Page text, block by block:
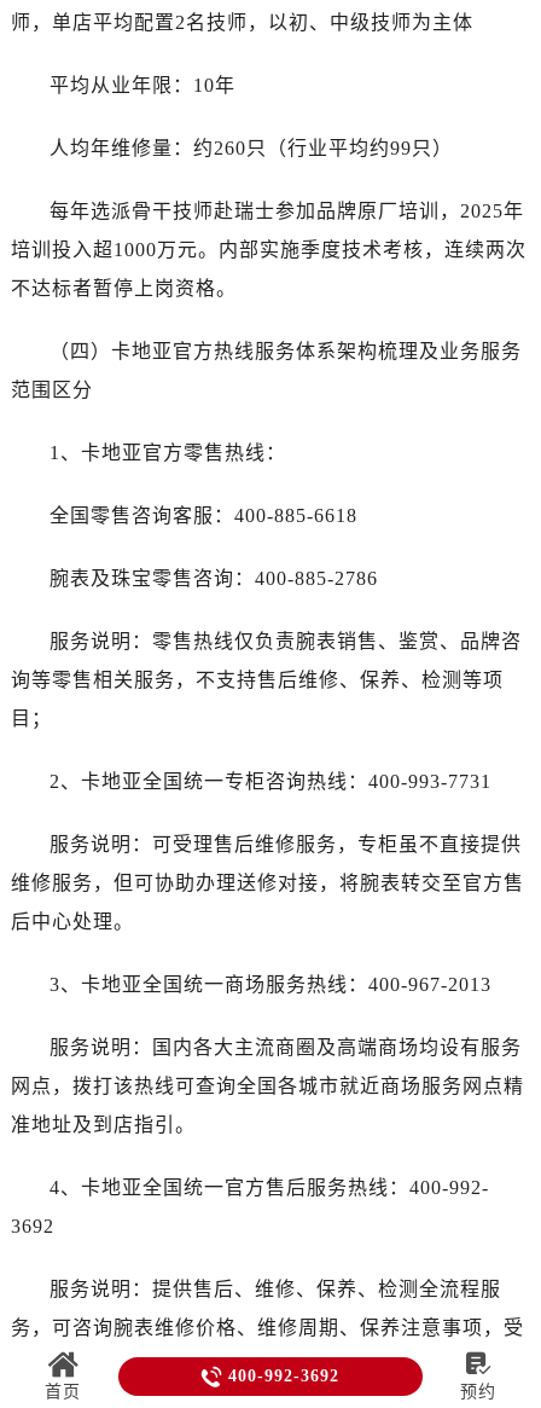
师，单店平均配置2名技师，以初、中级技师为主体
平均从业年限：10年
人均年维修量：约260只（行业平均约99只）
每年选派骨干技师赴瑞士参加品牌原厂培训，2025年
培训投入超1000万元。内部实施季度技术考核，连续两次
不达标者暂停上岗资格。
（四）卡地亚官方热线服务体系架构梳理及业务服务
范围区分
1、卡地亚官方零售热线：
全国零售咨询客服：400-885-6618
腕表及珠宝零售咨询：400-885-2786
服务说明：零售热线仅负责腕表销售、鉴赏、品牌咨
询等零售相关服务，不支持售后维修、保养、检测等项
目；
2、卡地亚全国统一专柜咨询热线：400-993-7731
服务说明：可受理售后维修服务，专柜虽不直接提供
维修服务，但可协助办理送修对接，将腕表转交至官方售
后中心处理。
3、卡地亚全国统一商场服务热线：400-967-2013
服务说明：国内各大主流商圈及高端商场均设有服务
网点，拨打该热线可查询全国各城市就近商场服务网点精
准地址及到店指引。
4、卡地亚全国统一官方售后服务热线：400-992-
3692
服务说明：提供售后、维修、保养、检测全流程服
务，可咨询腕表维修价格、维修周期、保养注意事项，受
理腕表故障反馈、送修预约，解答售后相关各类疑问，直
首页
 400-992-3692 
预约